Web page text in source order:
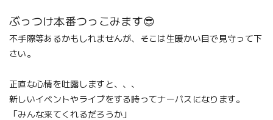
ぶっつけ本番つっこみます😎
不手際等あるかもしれませんが、そこは生暖かい目で見守って下
さい。
正直な心情を吐露しますと、、、
新しいイベントやライブをする時ってナーバスになります。
「みんな来てくれるだろうか」